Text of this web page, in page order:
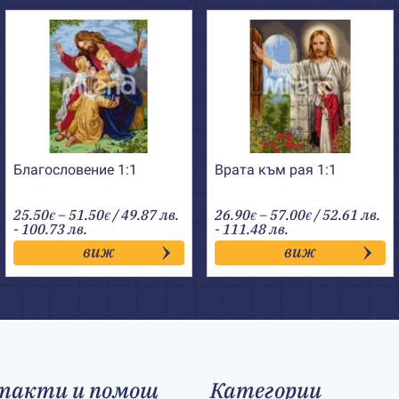
Благословение 1:1
25.50€ –51.50€Price
range:
25.50€
through
51.50€
/ 49.87 лв.
- 100.73 лв.
виж
Врата към рая 1:1
26.90€ –57.00€Price
range:
26.90€
through
57.00€
/ 52.61 лв.
- 111.48 лв.
виж
и помощ Категории